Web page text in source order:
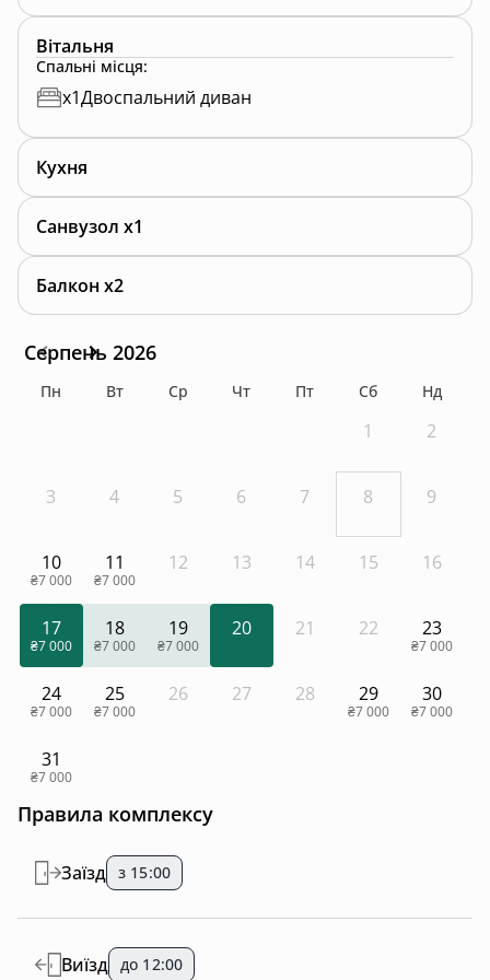
Вітальня
Спальні місця:
x1Двоспальний диван
Кухня
Санвузол x1
Балкон x2
Серпень 2026
Пн Вт Ср Чт Пт Сб Нд
1 2
3 4 5 6 7 8 9
10
₴7 000
11
₴7 000
12 13 14 15 16
17
₴7 000
18
₴7 000
19
₴7 000
20 21 22 23
₴7 000
24
₴7 000
25
₴7 000
26 27 28 29
₴7 000
30
₴7 000
31
₴7 000
Правила комплексу
Заїзд з 15:00
Виїзд до 12:00